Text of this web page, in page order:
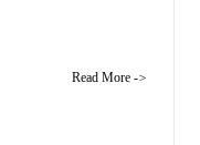
Read More ->